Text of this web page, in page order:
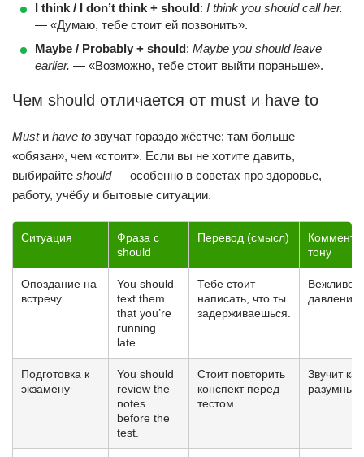
I think / I don’t think + should: I think you should call her.
— «Думаю, тебе стоит ей позвонить».
Maybe / Probably + should: Maybe you should leave
earlier. — «Возможно, тебе стоит выйти пораньше».
Чем should отличается от must и have to
Mustи have to звучат гораздо жёстче: там больше
«обязан», чем «стоит». Если вы не хотите давить,
выбирайте should— особенно в советах про здоровье,
работу, учёбу и бытовые ситуации.
Ситуация
Фраза с
should
Перевод (смысл)
тону
Опоздание на
встречу
You should
text them
that you’re
running
late.
Тебе стоит
написать, что ты
задерживаешься.
Вежливо,
давления.
Подготовка к
экзамену
You should
review the
notes
before the
test.
Стоит повторить
конспект перед
тестом.
Звучит как
разумный